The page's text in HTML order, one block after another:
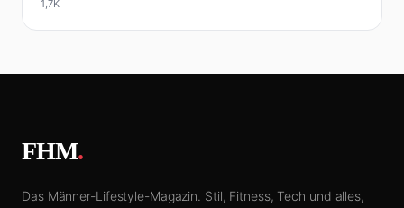
1,7K
FHM.
Das Männer-Lifestyle-Magazin. Stil, Fitness, Tech und alles,